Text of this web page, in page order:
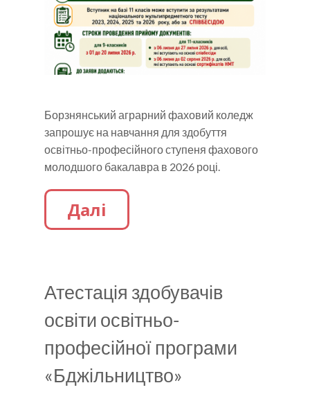
Борзнянський аграрний фаховий коледж
запрошує на навчання для здобуття
освітньо-професійного ступеня фахового
молодшого бакалавра в 2026 році.
Далі
Атестація здобувачів
освіти освітньо-
професійної програми
«Бджільництво»